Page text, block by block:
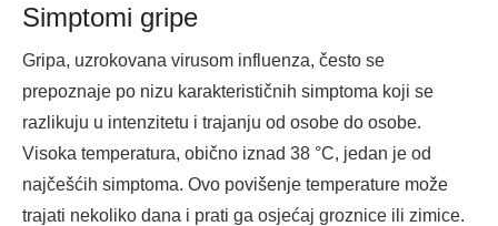
Simptomi gripe
Gripa, uzrokovana virusom influenza, često se
prepoznaje po nizu karakterističnih simptoma koji se
razlikuju u intenzitetu i trajanju od osobe do osobe.
Visoka temperatura, obično iznad 38 °C, jedan je od
najčešćih simptoma. Ovo povišenje temperature može
trajati nekoliko dana i prati ga osjećaj groznice ili zimice.